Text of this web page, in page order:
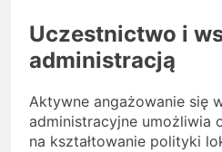
Uczestnictwo i
administracją
Aktywne angażowanie się
administracyjne umożliwia
na kształtowanie polityki